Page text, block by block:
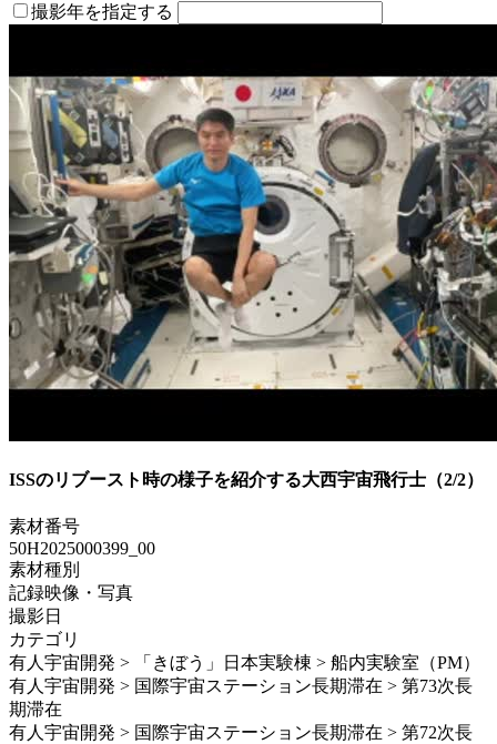
撮影年を指定する
ISSのリブースト時の様子を紹介する大西宇宙飛行士（2/2）
素材番号
50H2025000399_00
素材種別
記録映像・写真
撮影日
カテゴリ
有人宇宙開発 > 「きぼう」日本実験棟 > 船内実験室（PM）
有人宇宙開発 > 国際宇宙ステーション長期滞在 > 第73次長
期滞在
有人宇宙開発 > 国際宇宙ステーション長期滞在 > 第72次長